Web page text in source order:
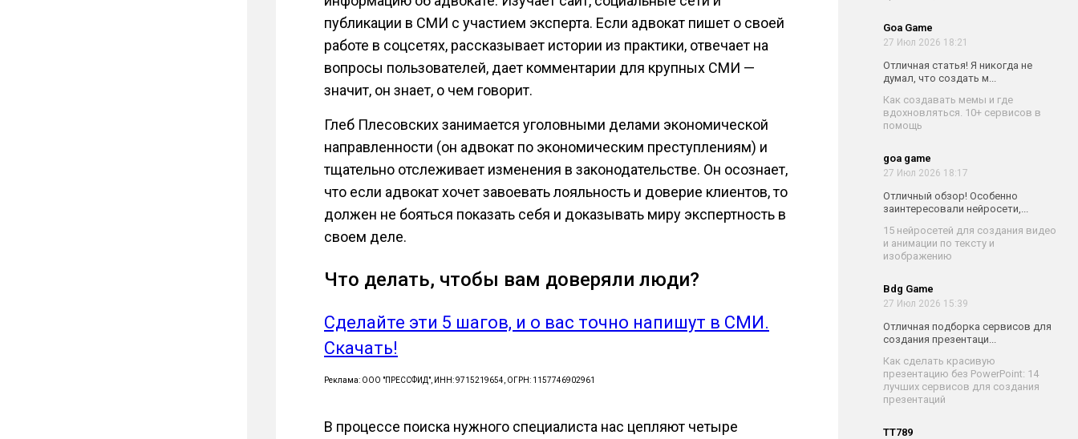
Goa Game
27 Июл 2026 18:21
Отличная статья! Я никогда не
думал, что создать м...
Как создавать мемы и где
вдохновляться. 10+ сервисов в
помощь
goa game
27 Июл 2026 18:17
Отличный обзор! Особенно
заинтересовали нейросети,...
15 нейросетей для создания видео
и анимации по тексту и
изображению
Bdg Game
27 Июл 2026 15:39
Отличная подборка сервисов для
создания презентаци...
Как сделать красивую
презентацию без PowerPoint: 14
лучших сервисов для создания
презентаций
TT789
публикации в СМИ с участием эксперта. Если адвокат пишет о своей
работе в соцсетях, рассказывает истории из практики, отвечает на
вопросы пользователей, дает комментарии для крупных СМИ —
значит, он знает, о чем говорит.
Глеб Плесовских занимается уголовными делами экономической
направленности (он адвокат по экономическим преступлениям) и
тщательно отслеживает изменения в законодательстве. Он осознает,
что если адвокат хочет завоевать лояльность и доверие клиентов, то
должен не бояться показать себя и доказывать миру экспертность в
своем деле.
Что делать, чтобы вам доверяли люди?
Сделайте эти 5 шагов, и о вас точно напишут в СМИ.
Скачать!
Реклама: ООО "ПРЕССФИД", ИНН: 9715219654, ОГРН: 1157746902961
В процессе поиска нужного специалиста нас цепляют четыре